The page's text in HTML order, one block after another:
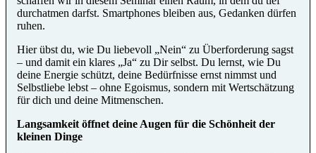
durchatmen darfst. Smartphones bleiben aus, Gedanken dürfen
ruhen.
Hier übst du, wie Du liebevoll „Nein“ zu Überforderung sagst
– und damit ein klares „Ja“ zu Dir selbst. Du lernst, wie Du
deine Energie schützt, deine Bedürfnisse ernst nimmst und
Selbstliebe lebst – ohne Egoismus, sondern mit Wertschätzung
für dich und deine Mitmenschen.
Langsamkeit öffnet deine Augen für die Schönheit der
kleinen Dinge